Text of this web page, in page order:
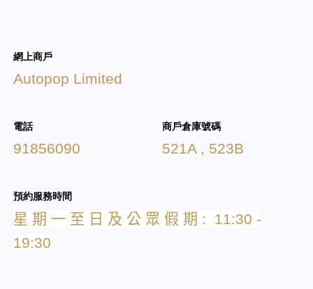
網上商戶
Autopop Limited
電話
91856090
商戶倉庫號碼
521A , 523B
預約服務時間
星 期 一 至 日 及 公 眾 假 期 : 11:30 -
19:30